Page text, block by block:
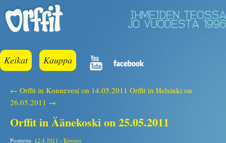
Keikat Kauppa
← Orffit in Konnevesi on 14.05.2011 Orffit in Helsinki on
26.05.2011 →
Orffit in Äänekoski on 25.05.2011
Postitettu: 12.4.2011 - Kimmo